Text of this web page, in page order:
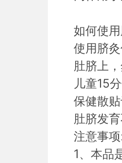
如何使
使用脐
肚脐上
儿童15
保健散
肚脐发
注意事
1、本品